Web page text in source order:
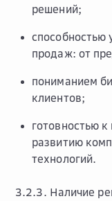
решений;
способностью
продаж: от
пониманием
клиентов;
готовностью
развитию
технологий.
3.2.3. Наличие